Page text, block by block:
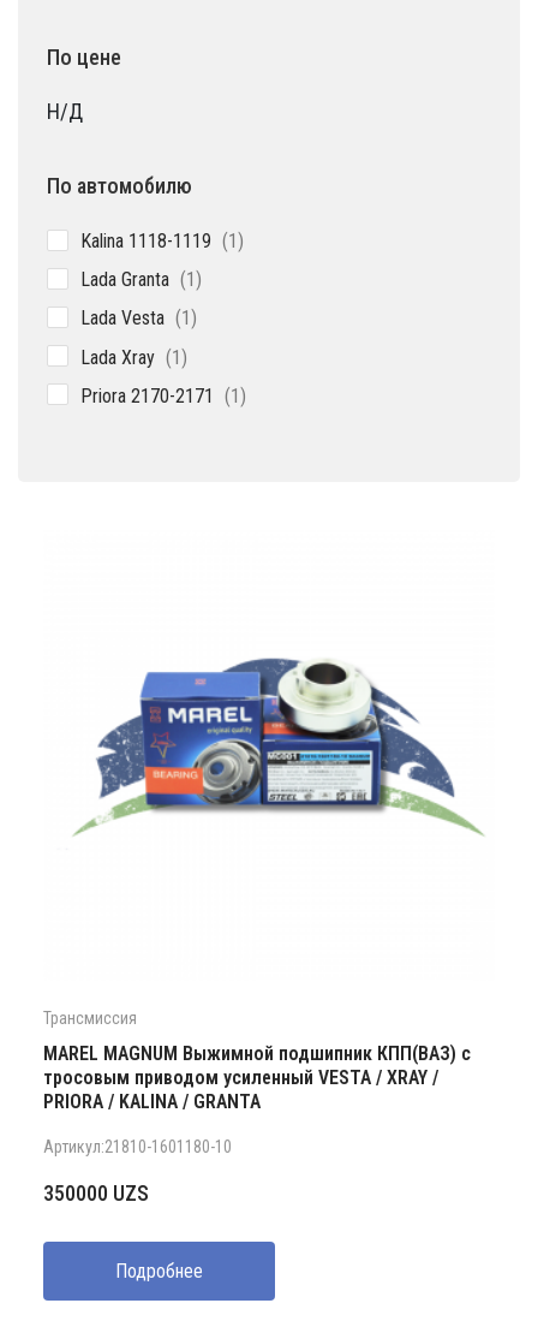
По цене
Н/Д
По автомобилю
Kalina 1118-1119 11
Lada Granta 1 1
Lada Vesta 1 1
Lada Xray 11
Priora 2170-2171 11
Трансмиссия
MAREL MAGNUM Выжимной подшипник КПП(ВАЗ) с
тросовым приводом усиленный VESTA / XRAY /
PRIORA / KALINA / GRANTA
Артикул:21810-1601180-10
350000 UZS
Подробнее